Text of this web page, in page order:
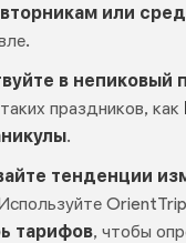
вторникам или
в непиковый
праздников, как
.
тенденции
тарифов, чтобы